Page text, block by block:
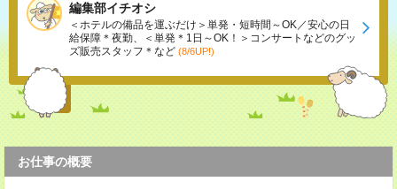
編集部イチオシ
＜ホテルの備品を運ぶだけ＞単発・短時間～OK／安心の日
給保障＊夜勤、＜単発＊1日～OK！＞コンサートなどのグッ
ズ販売スタッフ＊など (8/6UP!)
お仕事の概要